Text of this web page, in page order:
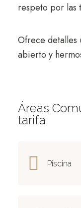
respeto por las
Ofrece detalles
abierto y
Áreas
tarifa
Piscina